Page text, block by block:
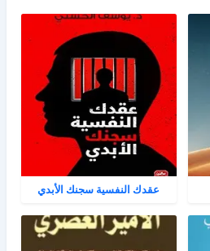
عقدك النفسية سجنك الأبدي